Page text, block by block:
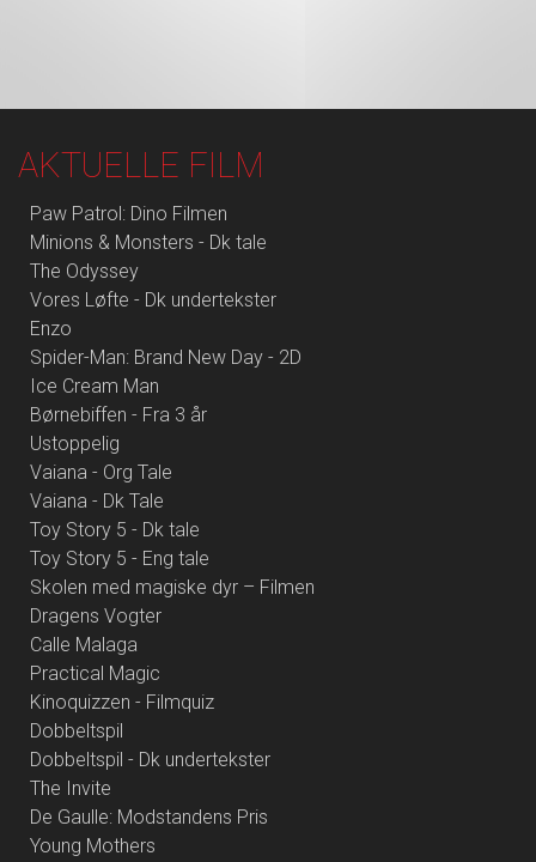
AKTUELLE FILM
Paw Patrol: Dino Filmen
Minions & Monsters - Dk tale
The Odyssey
Vores Løfte - Dk undertekster
Enzo
Spider-Man: Brand New Day - 2D
Ice Cream Man
Børnebiffen - Fra 3 år
Ustoppelig
Vaiana - Org Tale
Vaiana - Dk Tale
Toy Story 5 - Dk tale
Toy Story 5 - Eng tale
Skolen med magiske dyr – Filmen
Dragens Vogter
Calle Malaga
Practical Magic
Kinoquizzen - Filmquiz
Dobbeltspil
Dobbeltspil - Dk undertekster
The Invite
De Gaulle: Modstandens Pris
Young Mothers